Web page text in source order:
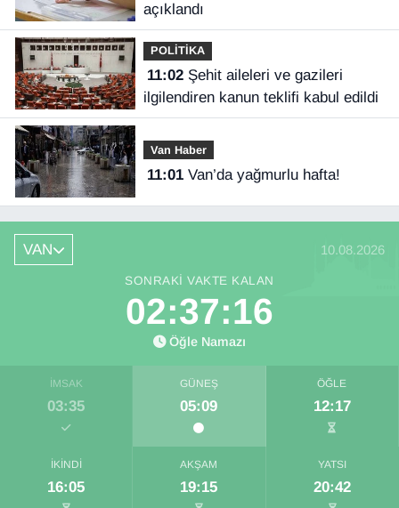
açıklandı
POLİTİKA
11:02Şehit aileleri ve gazileri
ilgilendiren kanun teklifi kabul edildi
Van Haber
11:01 Van’da yağmurlu hafta!
VAN 10.08.2026
SONRAKI VAKTE KALAN
02:37:16
Öğle Namazı
İMSAK
03:35
GÜNEŞ
05:09
ÖĞLE
12:17
İKINDI
16:05
AKŞAM
19:15
YATSI
20:42